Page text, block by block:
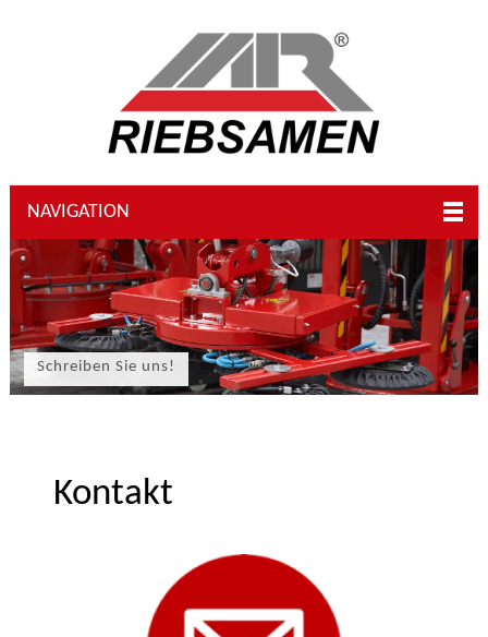
NAVIGATION
Schreiben Sie uns!
Kontakt